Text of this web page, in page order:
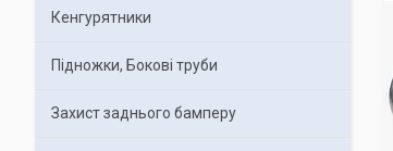
Кенгурятники
Підножки, Бокові труби
Захист заднього бамперу